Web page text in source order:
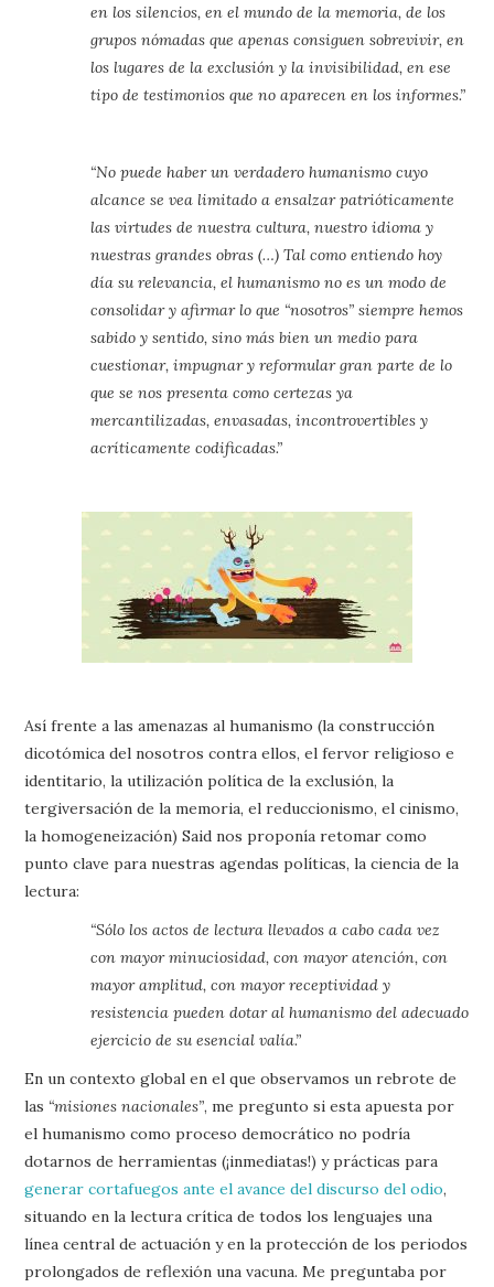
en los silencios, en el mundo de la memoria, de los
grupos nómadas que apenas consiguen sobrevivir, en
los lugares de la exclusión y la invisibilidad, en ese
tipo de testimonios que no aparecen en los informes.”
“No puede haber un verdadero humanismo cuyo
alcance se vea limitado a ensalzar patrióticamente
las virtudes de nuestra cultura, nuestro idioma y
nuestras grandes obras (…) Tal como entiendo hoy
día su relevancia, el humanismo no es un modo de
consolidar y afirmar lo que “nosotros” siempre hemos
sabido y sentido, sino más bien un medio para
cuestionar, impugnar y reformular gran parte de lo
que se nos presenta como certezas ya
mercantilizadas, envasadas, incontrovertibles y
acríticamente codificadas.”
Así frente a las amenazas al humanismo (la construcción
dicotómica del nosotros contra ellos, el fervor religioso e
identitario, la utilización política de la exclusión, la
tergiversación de la memoria, el reduccionismo, el cinismo,
la homogeneización) Said nos proponía retomar como
punto clave para nuestras agendas políticas, la ciencia de la
lectura:
“Sólo los actos de lectura llevados a cabo cada vez
con mayor minuciosidad, con mayor atención, con
mayor amplitud, con mayor receptividad y
resistencia pueden dotar al humanismo del adecuado
ejercicio de su esencial valía.”
En un contexto global en el que observamos un rebrote de
las “misiones nacionales”, me pregunto si esta apuesta por
el humanismo como proceso democrático no podría
dotarnos de herramientas (¡inmediatas!) y prácticas para
generar cortafuegos ante el avance del discurso del odio,
situando en la lectura crítica de todos los lenguajes una
línea central de actuación y en la protección de los periodos
prolongados de reflexión una vacuna. Me preguntaba por